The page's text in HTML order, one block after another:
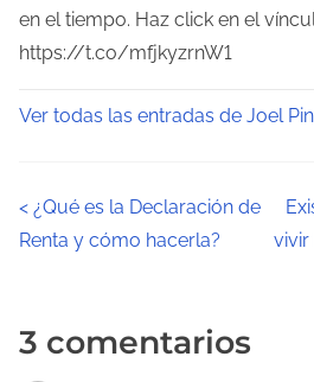
en el tiempo. Haz click en el
https://t.co/mfjkyzrnW1
Ver todas las entradas de Joel
N
e
< ¿Qué es la Declaración de
Renta y cómo hacerla?
vivir
3 comentarios